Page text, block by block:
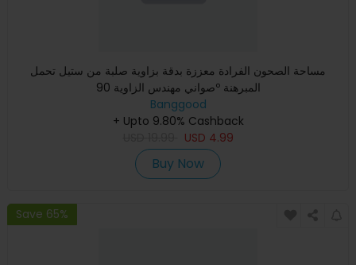
مساحة الصحون الفرادة معززة بدقة بزاوية صلبة من ستيل تحمل
صواني مهندس الزاوية 90º المبرهنة
Banggood
+ Upto 9.80% Cashback
USD 4.99
Buy Now
Save 65%